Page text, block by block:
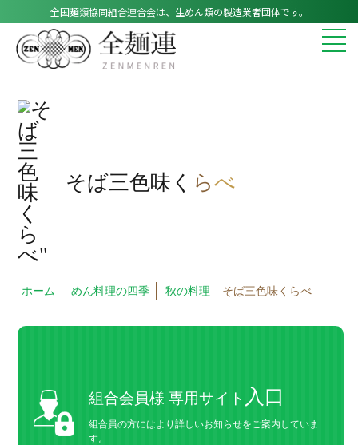
全国麺類協同組合連合会は、生めん類の製造業者団体です。
そば三色味く らべ
ホーム めん料理の四季 秋の料理 そば三色味くらべ
組合会員様 専用サイト 入口
組合員の方にはより詳しいお知らせをご案内していま
す。